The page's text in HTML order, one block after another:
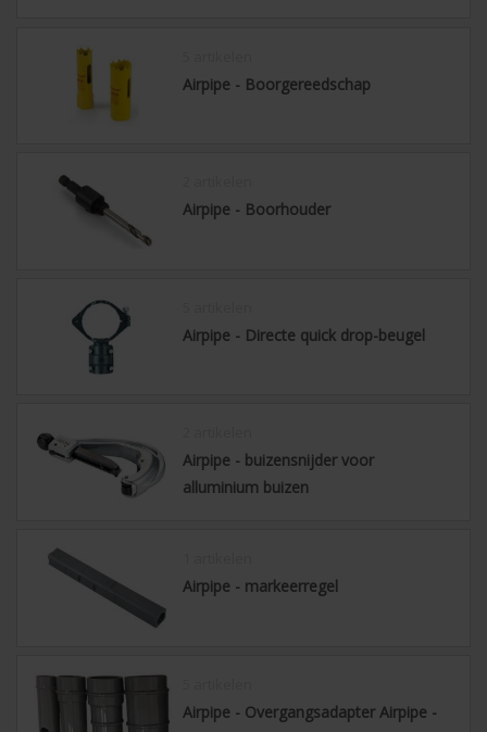
Airpipe - Boorgereedschap
Airpipe - Boorhouder
Airpipe - Directe quick drop-beugel
Airpipe - buizensnijder voor
alluminium buizen
Airpipe - markeerregel
Airpipe - Overgangsadapter Airpipe -